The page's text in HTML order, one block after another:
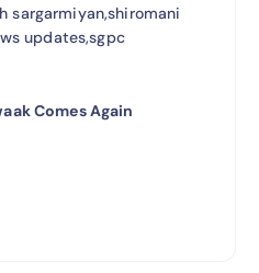
sargarmiyan,shiromani
updates,sgpc
Comes Again